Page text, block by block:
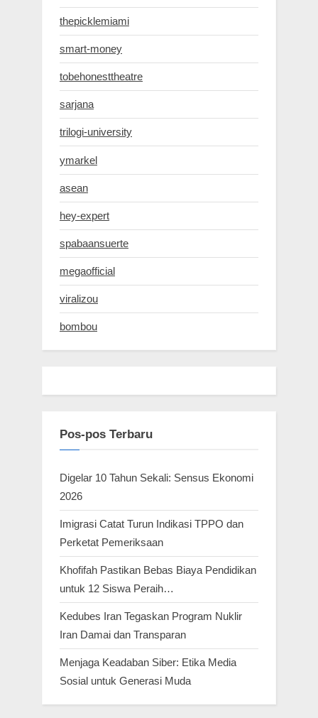
thepicklemiami
smart-money
tobehonesttheatre
sarjana
trilogi-university
ymarkel
asean
hey-expert
spabaansuerte
megaofficial
viralizou
bombou
Pos-pos Terbaru
Digelar 10 Tahun Sekali: Sensus Ekonomi
2026
Imigrasi Catat Turun Indikasi TPPO dan
Perketat Pemeriksaan
Khofifah Pastikan Bebas Biaya Pendidikan
untuk 12 Siswa Peraih…
Kedubes Iran Tegaskan Program Nuklir
Iran Damai dan Transparan
Menjaga Keadaban Siber: Etika Media
Sosial untuk Generasi Muda